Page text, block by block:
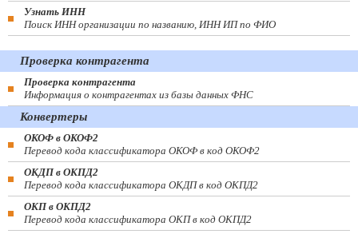
Узнать ИНН
Поиск ИНН организации по названию, ИНН ИП по ФИО
Проверка контрагента
Проверка контрагента
Информация о контрагентах из базы данных ФНС
Конвертеры
ОКОФ в ОКОФ2
Перевод кода классификатора ОКОФ в код ОКОФ2
ОКДП в ОКПД2
Перевод кода классификатора ОКДП в код ОКПД2
ОКП в ОКПД2
Перевод кода классификатора ОКП в код ОКПД2